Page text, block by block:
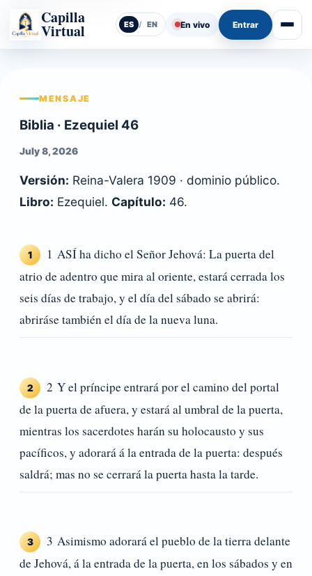
Capilla
Virtual ES / EN En vivo Entrar Abrir
MENSAJE
Biblia · Ezequiel 46
July 8, 2026
Versión: Reina-Valera 1909 · dominio público.
Libro: Ezequiel. Capítulo: 46.
1
1 ASÍ ha dicho el Señor Jehová: La puerta del
atrio de adentro que mira al oriente, estará cerrada los
seis días de trabajo, y el día del sábado se abrirá:
abriráse también el día de la nueva luna.
2
2 Y el príncipe entrará por el camino del portal
de la puerta de afuera, y estará al umbral de la puerta,
mientras los sacerdotes harán su holocausto y sus
pacíficos, y adorará á la entrada de la puerta: después
saldrá; mas no se cerrará la puerta hasta la tarde.
3
3 Asimismo adorará el pueblo de la tierra delante
de Jehová, á la entrada de la puerta, en los sábados y en